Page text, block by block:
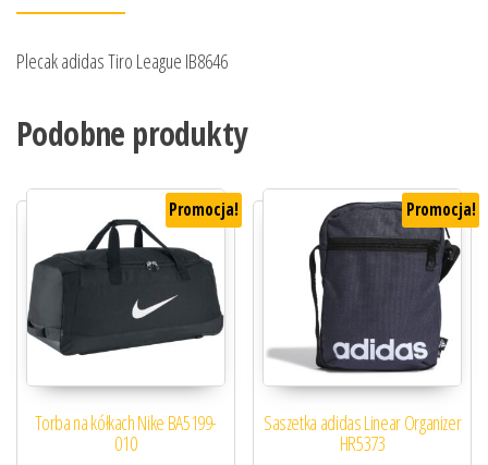
Plecak adidas Tiro League IB8646
Podobne produkty
Promocja!
Torba na kółkach Nike BA5199-
010
Promocja!
Saszetka adidas Linear Organizer
HR5373